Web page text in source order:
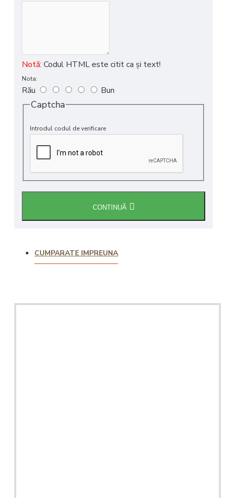
Notă: Codul HTML este citit ca şi text!
Nota:
Rău Bun
Captcha
Introdul codul de verificare
CONTINUĂ
CUMPARATE IMPREUNA